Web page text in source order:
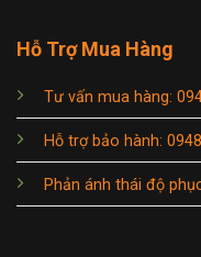
Hỗ Trợ Mua Hàng
Tư vấn mua hàng:
Hỗ trợ bảo hành:
Phản ánh thái độ